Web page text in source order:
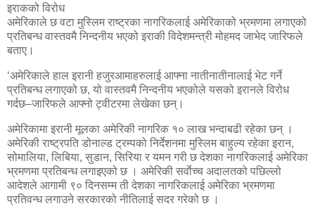
इराकको विरोध
अमेरिकाले छ वटा मुस्लिम राष्ट्रका नागरिकलाई अमेरिकाको भ्रमणमा लगाएको
प्रतिबन्ध वास्तवमै निन्दनीय भएको इराकी विदेशमन्त्री मोहमद जाभेद जारिफले
बताए।
‘अमेरिकाले हाल इरानी हजुरआमाहरुलाई आफ्ना नातीनातीनालाई भेट गर्ने
प्रतिबन्ध लगाएको छ, यो वास्तवमै निन्दनीय भएकोले यसको इरानले विरोध
गर्दछ–जारिफले आफ्नो ट्वीटरमा लेखेका छन्।
अमेरिकामा इरानी मूलका अमेरिकी नागरिक १० लाख भन्दाबढी रहेका छन् ।
अमेरिकी राष्ट्रपति डोनाल्ड ट्रम्पको निर्देशनमा मुस्लिम बाहुल्य रहेका इरान,
सोमालिया, लिबिया, सुडान, सिरिया र यमन गरी छ देशका नागरिकलाई अमेरिका
भ्रमणमा प्रतिबन्ध लगाइएको छ । अमेरिकी सर्वाेच्च अदालतको पछिल्लो
आदेशले आगामी ९० दिनसम्म ती देशका नागरिकलाई अमेरिका भ्रमणमा
प्रतिवन्ध लगाउने सरकारको नीतिलाई सदर गरेको छ ।